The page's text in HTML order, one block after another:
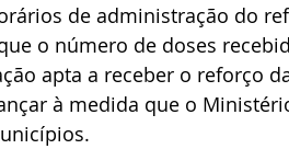
de administração do
o número de doses
apta a receber o reforço
à medida que o